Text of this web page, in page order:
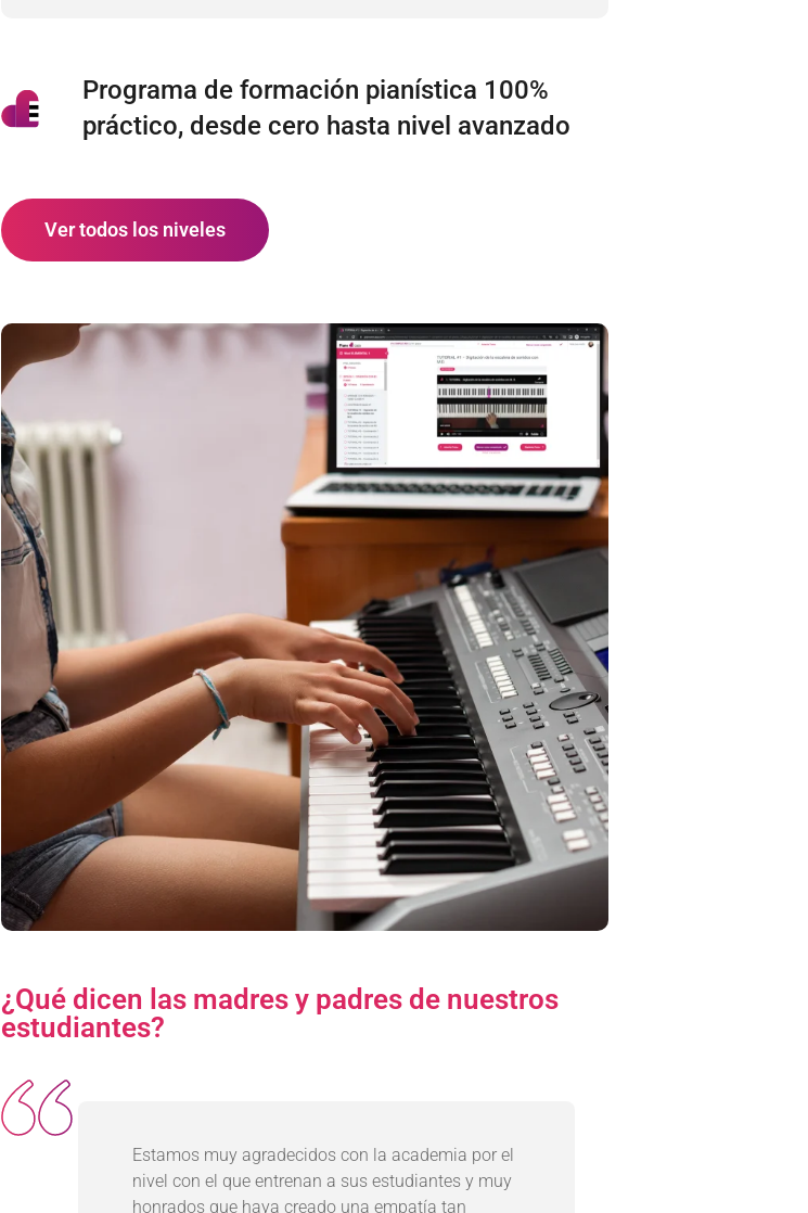
Programa de formación pianística 100%
práctico, desde cero hasta nivel avanzado
Ver todos los niveles
¿Qué dicen las madres y padres de nuestros
estudiantes?
Estamos muy agradecidos con la academia por el
nivel con el que entrenan a sus estudiantes y muy
honrados que haya creado una empatía tan